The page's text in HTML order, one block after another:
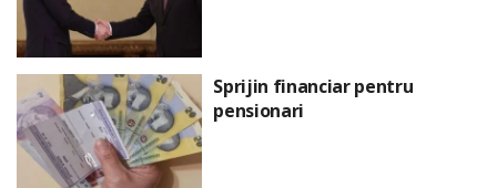
Sprijin financiar pentru
pensionari